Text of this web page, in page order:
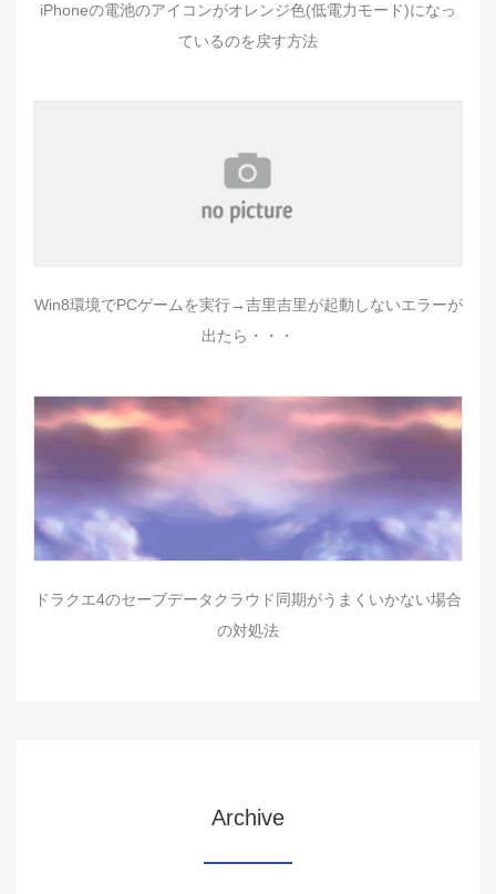
iPhoneの電池のアイコンがオレンジ色(低電力モード)になっ
ているのを戻す方法
Win8環境でPCゲームを実行→吉里吉里が起動しないエラーが
出たら・・・
ドラクエ4のセーブデータクラウド同期がうまくいかない場合
の対処法
Archive